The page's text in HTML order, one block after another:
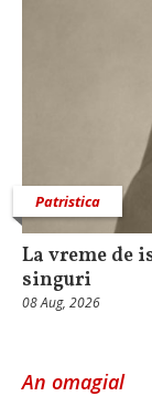
Patristica
La vreme de
singuri
08 Aug, 2026
An omagial